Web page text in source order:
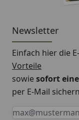
Newsletter
Einfach hier die
Vorteile
sowiesofort
per E-Mail
Keine Eingabe
Eingabe
E-Mail *